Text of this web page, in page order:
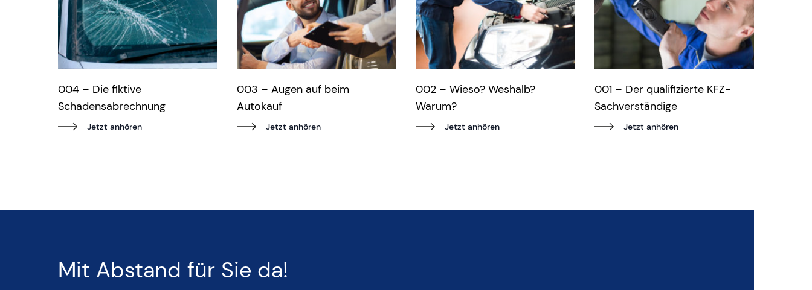
004 – Die fiktive
Schadensabrechnung
Jetzt anhören
003 – Augen auf beim
Autokauf
Jetzt anhören
002 – Wieso? Weshalb?
Warum?
Jetzt anhören
001 – Der qualifizierte KFZ-
Sachverständige
Jetzt anhören
Mit Abstand für Sie da!